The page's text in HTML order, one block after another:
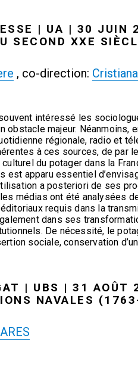
| UA | 30 JUIN
SECOND XXE
, co-direction:
intéressé les
obstacle majeur.
régionale, radio et
à ces sources, de par
culturel du potager dans la
est apparu essentiel
a posteriori de ses
médias ont été analysées
requis dans la
dans ses
De nécessité, le
sociale, conservation
| UBS | 31 AOÛT
NAVALES